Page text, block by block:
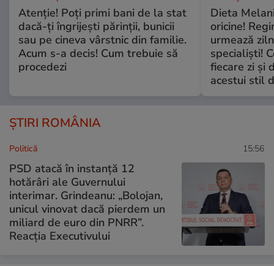
Atenție! Poți primi bani de la stat
dacă-ți îngrijești părinții, bunicii
sau pe cineva vârstnic din familie.
Acum s-a decis! Cum trebuie să
procedezi
Dieta
oricine!
urmează
specialiști!
fiecare zi și
acestui stil
ȘTIRI ROMÂNIA
Politică 15:56
PSD atacă în instanță 12
hotărâri ale Guvernului
interimar. Grindeanu: „Bolojan,
unicul vinovat dacă pierdem un
miliard de euro din PNRR”.
Reacția Executivului